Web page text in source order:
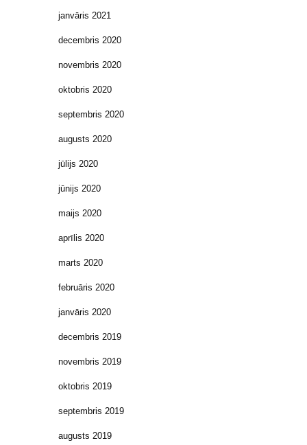
janvāris 2021
decembris 2020
novembris 2020
oktobris 2020
septembris 2020
augusts 2020
jūlijs 2020
jūnijs 2020
maijs 2020
aprīlis 2020
marts 2020
februāris 2020
janvāris 2020
decembris 2019
novembris 2019
oktobris 2019
septembris 2019
augusts 2019